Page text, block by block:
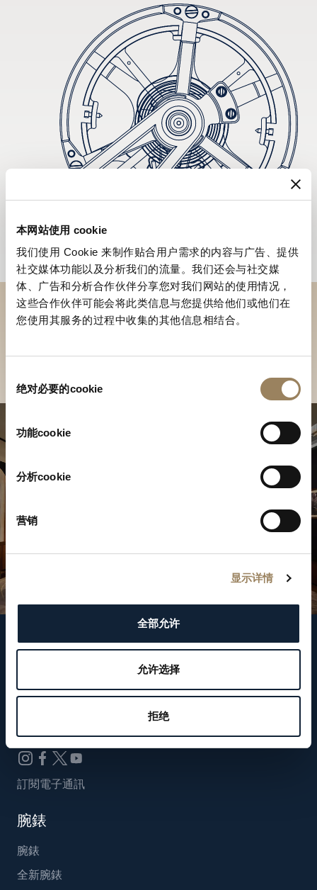
本网站使用 cookie
我们使用 Cookie 来制作贴合用户需求的内容与广告、提供
社交媒体功能以及分析我们的流量。我们还会与社交媒
体、广告和分析合作伙伴分享您对我们网站的使用情况，
这些合作伙伴可能会将此类信息与您提供给他们或他们在
您使用其服务的过程中收集的其他信息相结合。
绝对必要的cookie
功能cookie
分析cookie
营销
显示详情
全部允许
允许选择
拒绝
於專賣店探索品牌系列作品
尋找專賣店
關注我們
WeChat ID
Breguet_China
訂閱電子通訊
腕錶
腕錶
全新腕錶